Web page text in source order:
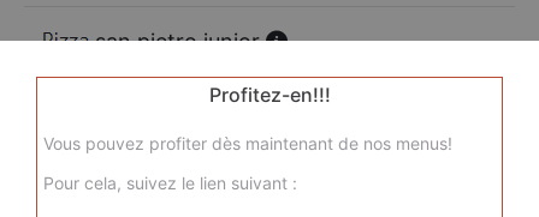
san pietro junior
Base sauce tomate, fromage, chorizo, jambon de dinde,
merguez, champignons
9.00€
Profitez-en!!!
Vous pouvez profiter dès maintenant de nos menus!
Pour cela, suivez le lien suivant :